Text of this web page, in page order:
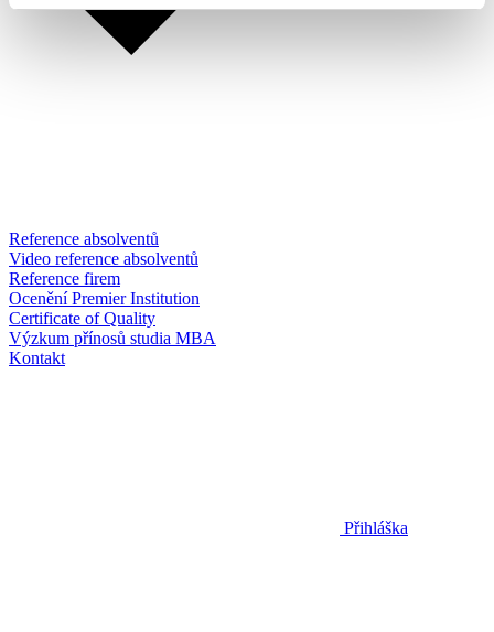
Reference absolventů
Video reference absolventů
Reference firem
Ocenění Premier Institution
Certificate of Quality
Výzkum přínosů studia MBA
Kontakt
Přihláška